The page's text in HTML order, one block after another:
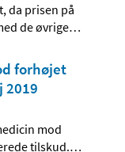
da prisen på
de øvrige…
forhøjet
2019
mod
tilskud.…